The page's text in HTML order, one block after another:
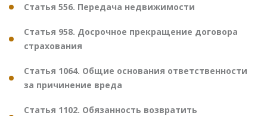
Статья 556. Передача недвижимости
Статья 958. Досрочное прекращение договора
страхования
Статья 1064. Общие основания ответственности
за причинение вреда
Статья 1102. Обязанность возвратить